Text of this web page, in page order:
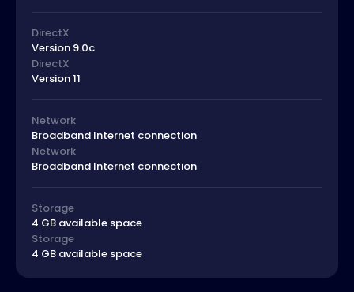
DirectX
Version 9.0c
DirectX
Version 11
Network
Broadband Internet connection
Network
Broadband Internet connection
Storage
4 GB available space
Storage
4 GB available space